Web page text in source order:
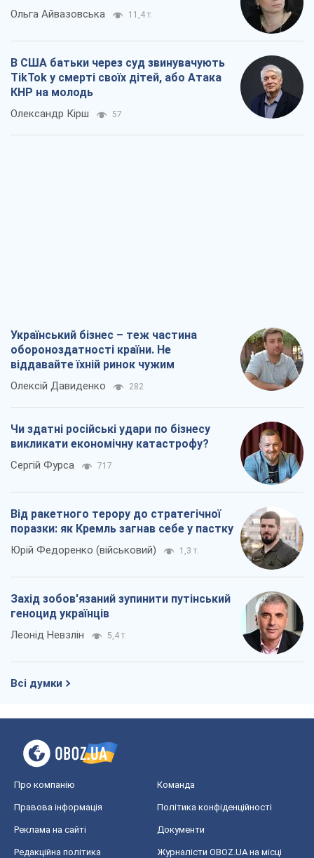
Ольга Айвазовська 11,4 т.
В США батьки через суд звинувачують
TikTok у смерті своїх дітей, або Атака
КНР на молодь
Олександр Кірш 57
Український бізнес – теж частина
обороноздатності країни. Не
віддавайте їхній ринок чужим
Олексій Давиденко 282
Чи здатні російські удари по бізнесу
викликати економічну катастрофу?
Сергій Фурса 717
Від ракетного терору до стратегічної
поразки: як Кремль загнав себе у пастку
Юрій Федоренко (військовий) 1,3 т.
Захід зобов'язаний зупинити путінський
геноцид українців
Леонід Невзлін 5,4 т.
Всі думки
Про компанію Команда
Правова інформація Політика конфіденційності
Реклама на сайті Документи
Редакційна політика
Журналісти OBOZ.UA на місці